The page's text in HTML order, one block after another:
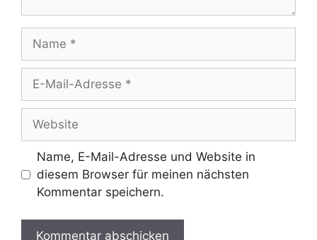
Name
Adresse
Website
Name, E-Mail-Adresse und Website in
diesem Browser für meinen nächsten
Kommentar speichern.